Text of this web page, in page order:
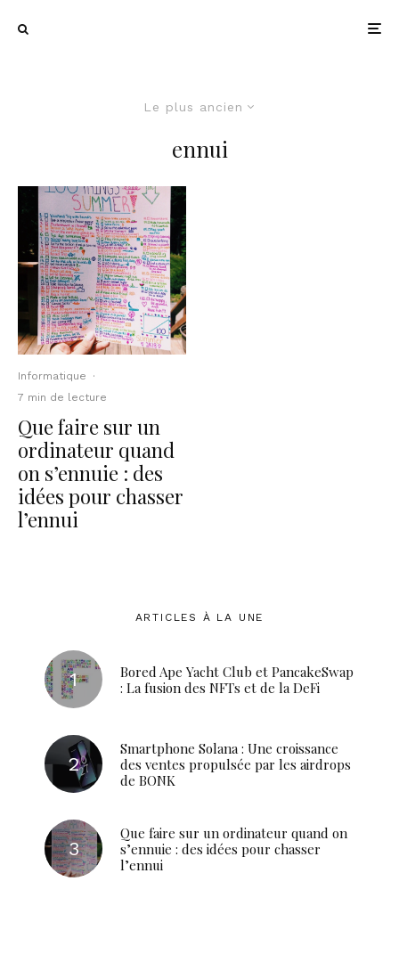
Le plus ancien
ennui
Informatique
·
7 min de lecture
Que faire sur un
ordinateur quand
on s’ennuie : des
idées pour chasser
l’ennui
ARTICLES À LA UNE
Bored Ape Yacht Club et PancakeSwap
: La fusion des NFTs et de la DeFi
Smartphone Solana : Une croissance
des ventes propulsée par les airdrops
de BONK
Que faire sur un ordinateur quand on
s’ennuie : des idées pour chasser
l’ennui